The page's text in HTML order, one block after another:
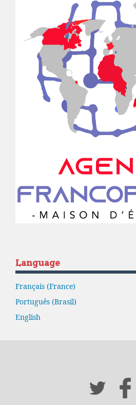
Language
Français (France)
Português (Brasil)
English